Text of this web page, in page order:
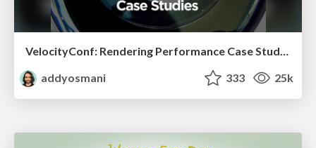
VelocityConf: Rendering Performance Case Studies
addyosmani
333 25k